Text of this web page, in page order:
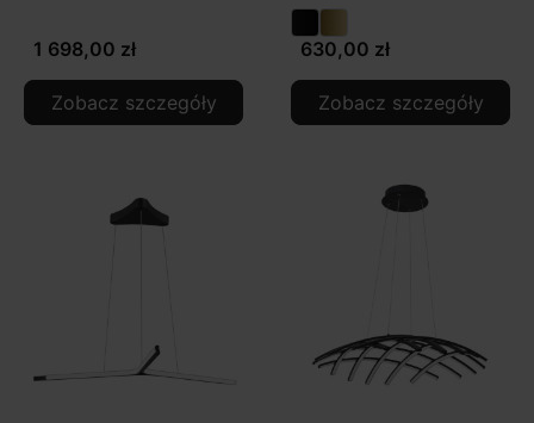
1 698,00 zł
Zobacz szczegóły
630,00 zł
Zobacz szczegóły